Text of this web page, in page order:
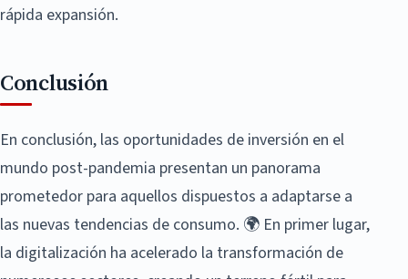
rápida expansión.
Conclusión
En conclusión, las oportunidades de inversión en el
mundo post-pandemia presentan un panorama
prometedor para aquellos dispuestos a adaptarse a
las nuevas tendencias de consumo. 🌍 En primer lugar,
la digitalización ha acelerado la transformación de